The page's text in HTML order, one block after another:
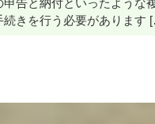
続きを行う必要があります